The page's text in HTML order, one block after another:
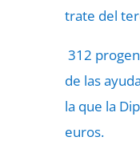
trate del
312
de las
la que la
euros.